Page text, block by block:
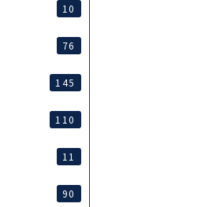
10
76
145
110
11
90